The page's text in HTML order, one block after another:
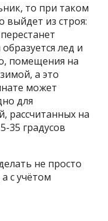
то при таком
выйдет из строя:
лед и
помещения на
а это
может
для
рассчитанных на
35 градусов
не просто
с учётом